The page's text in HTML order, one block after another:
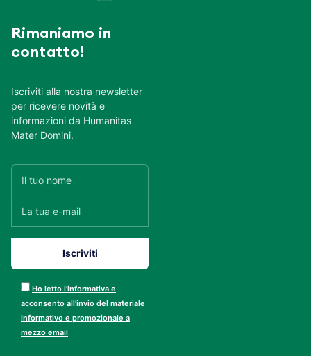
Rimaniamo in
contatto!
Iscriviti alla nostra newsletter
per ricevere novità e
informazioni da Humanitas
Mater Domini.
Ho letto l’informativa e
acconsento all’invio del materiale
informativo e promozionale a
mezzo email